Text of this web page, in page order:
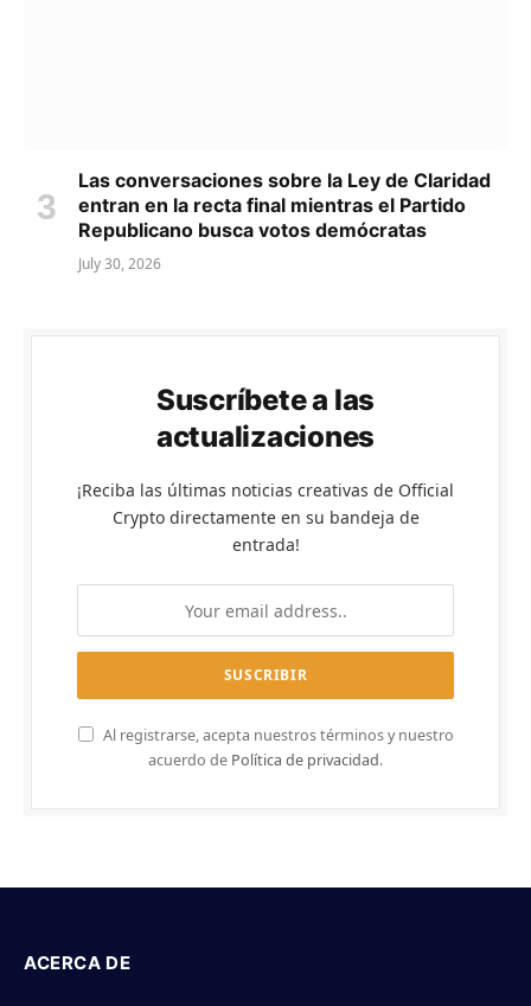
Las conversaciones sobre la Ley de Claridad
entran en la recta final mientras el Partido
Republicano busca votos demócratas
July 30, 2026
Suscríbete a las
actualizaciones
¡Reciba las últimas noticias creativas de Official
Crypto directamente en su bandeja de
entrada!
Al registrarse, acepta nuestros términos y nuestro
acuerdo de Política de privacidad.
ACERCA DE